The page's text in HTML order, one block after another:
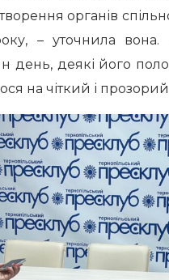
органів
– уточнила
день, деякі його
на чіткий і